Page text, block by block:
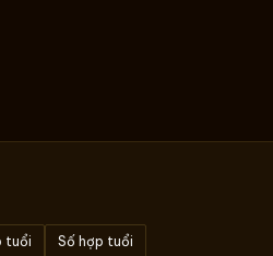
tuổi Số hợp tuổi